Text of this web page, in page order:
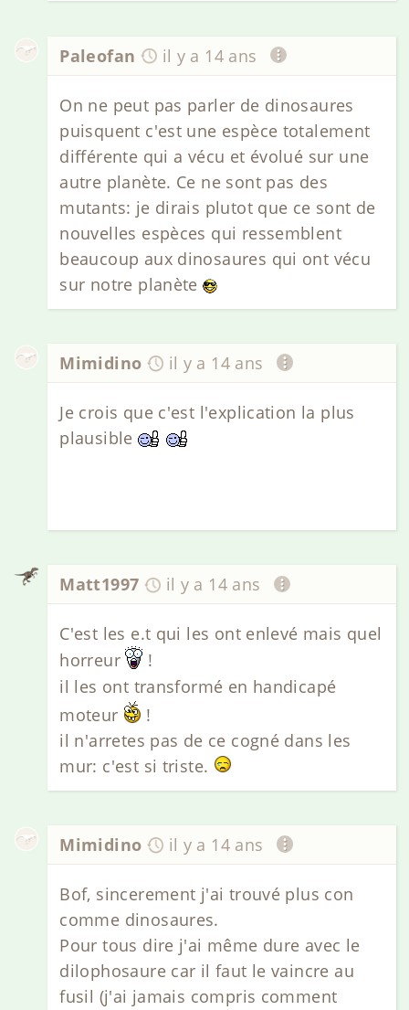
Paleofan il y a 14 ans
On ne peut pas parler de dinosaures
puisquent c'est une espèce totalement
différente qui a vécu et évolué sur une
autre planète. Ce ne sont pas des
mutants: je dirais plutot que ce sont de
nouvelles espèces qui ressemblent
beaucoup aux dinosaures qui ont vécu
sur notre planète
Mimidino il y a 14 ans
Je crois que c'est l'explication la plus
plausible
Matt1997 il y a 14 ans
C'est les e.t qui les ont enlevé mais quel
horreur
!
il les ont transformé en handicapé
moteur
!
il n'arretes pas de ce cogné dans les
mur: c'est si triste.
Mimidino il y a 14 ans
Bof, sincerement j'ai trouvé plus con
comme dinosaures.
Pour tous dire j'ai même dure avec le
dilophosaure car il faut le vaincre au
fusil (j'ai jamais compris comment